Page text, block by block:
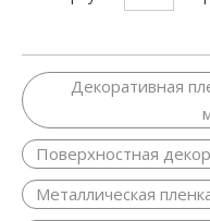
Декоративная
Поверхностная
Металлическая